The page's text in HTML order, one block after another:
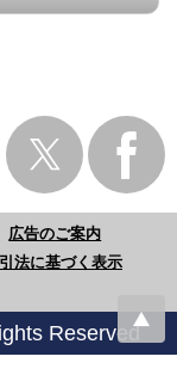
広告のご案内
法に基づく表示
Reserved